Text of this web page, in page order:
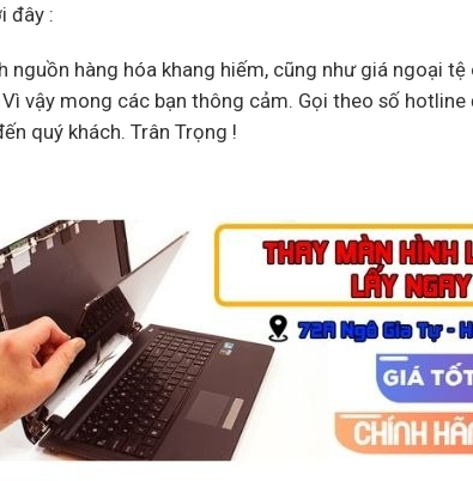
đây :
nguồn hàng hóa khang hiếm, cũng như giá ngoại
vậy mong các bạn thông cảm. Gọi theo số
quý khách. Trân Trọng !